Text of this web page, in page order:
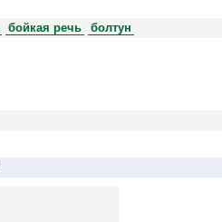
бойкая речь болтун